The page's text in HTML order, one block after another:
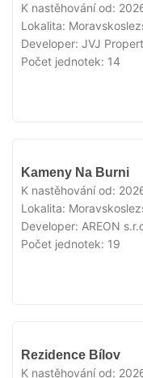
K nastěhování od:
Lokalita:
Developer: JVJ
Počet jednotek: 14
Kameny Na Burni
K nastěhování od:
Lokalita:
Developer: AREON
Počet jednotek: 19
Rezidence Bílov
K nastěhování od: